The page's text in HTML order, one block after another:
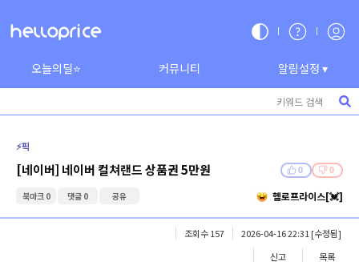
오늘의딜⭐ 커뮤니티 알림설정 ▾
⚡️픽
[네이버] 네이버 컬쳐랜드 상품권 5만원 0 0
북마크 0 댓글 0 공유 헬로프라이스[💓]
조회수 157 2026-04-16 22:31 [수정됨]
신고
목록